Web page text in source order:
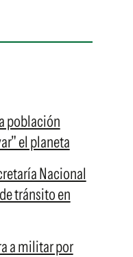
población
el planeta
Nacional
tránsito en
a militar por